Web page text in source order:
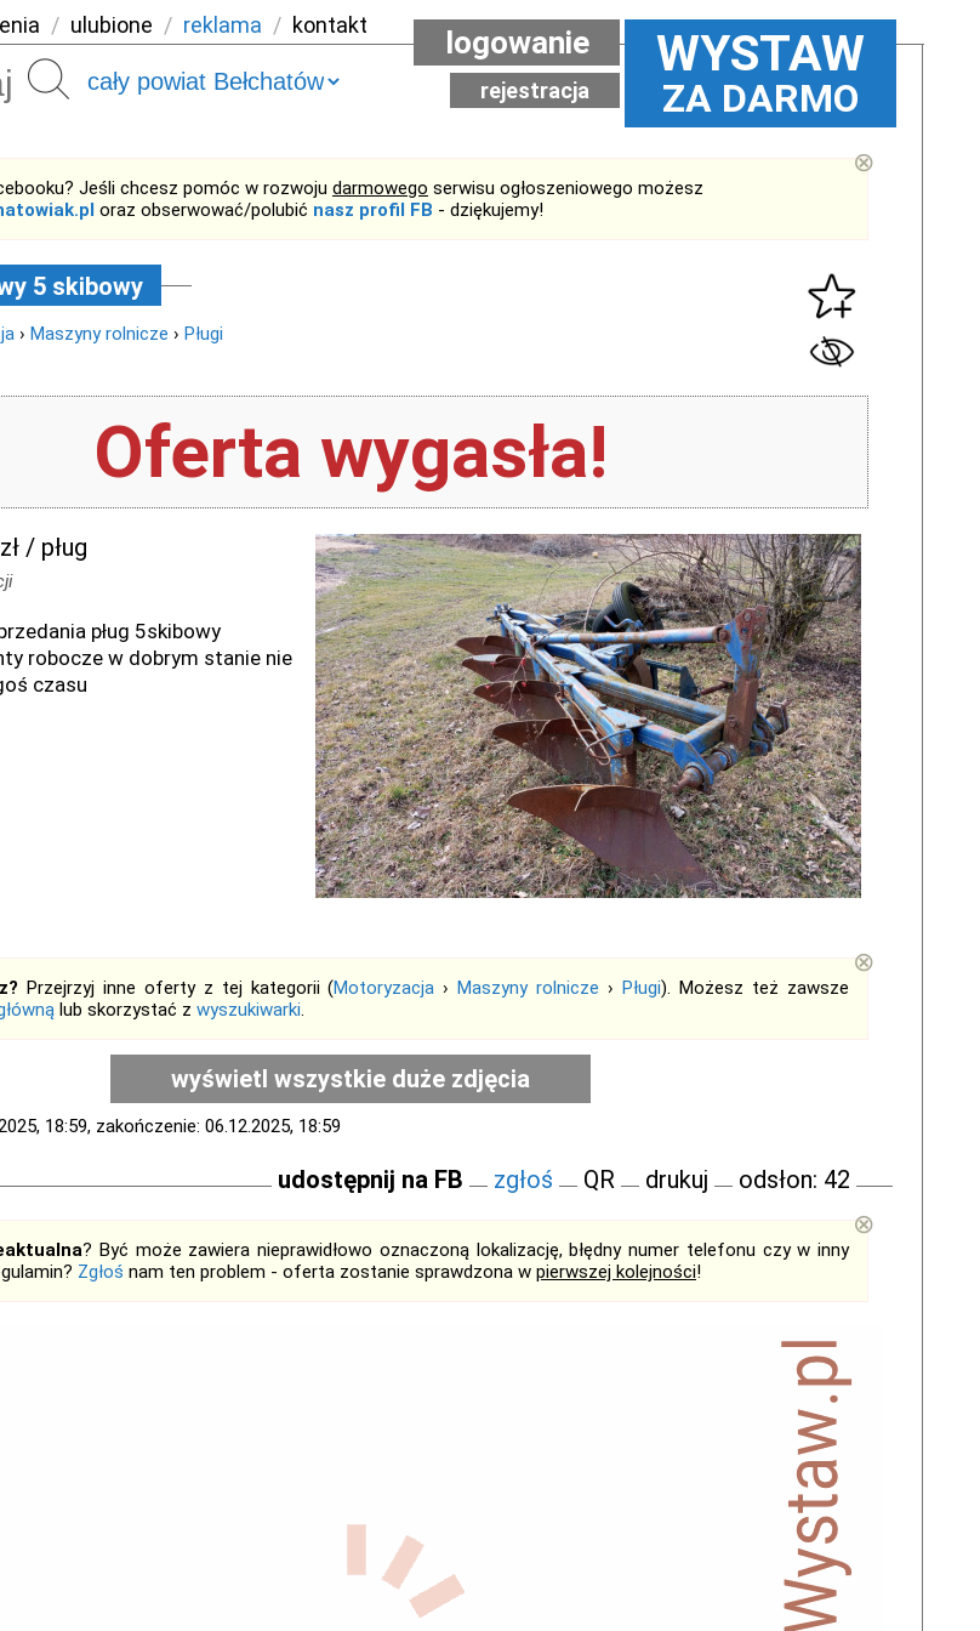
/ ulubione / reklama / kontakt
Szukaj WYSTAW
ZA DARMO
logowanie
rejestracja
Jeśli chcesz pomóc w rozwoju darmowego serwisu ogłoszeniowego możesz
oraz obserwować/polubić nasz profil FB - dziękujemy!
⊗
5 skibowy
› Maszyny rolnicze › Pługi
Oferta wygasła!
zł / pług
pług 5skibowy
robocze w dobrym stanie nie
czasu
Przejrzyj inne oferty z tej kategorii (Motoryzacja ›Maszyny rolnicze ›Pługi). Możesz też zawsze
lub skorzystać z wyszukiwarki.
⊗
wyświetl wszystkie duże zdjęcia
18:59, zakończenie: 06.12.2025, 18:59
udostępnij na FB zgłoś QR drukuj odsłon: 42
? Być może zawiera nieprawidłowo oznaczoną lokalizację, błędny numer telefonu czy w inny
Zgłoś nam ten problem - oferta zostanie sprawdzona w pierwszej kolejności!
⊗